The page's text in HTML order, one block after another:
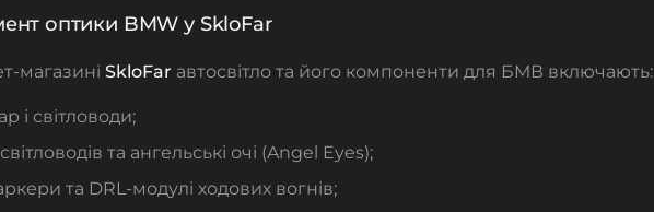
оптики BMW у SkloFar
магазині SkloFar автосвітло та його компоненти для БМВ включають:
і світловоди;
та ангельські очі (Angel Eyes);
та DRL-модулі ходових вогнів;